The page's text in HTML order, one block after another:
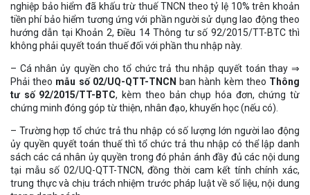
nghiệp bảo hiểm đã khấu trừ thuế TNCN theo tỷ lệ 10% trên khoản
tiền phí bảo hiểm tương ứng với phần người sử dụng lao động theo
hướng dẫn tại Khoản 2, Điều 14 Thông tư số 92/2015/TT-BTC thì
không phải quyết toán thuế đối với phần thu nhập này.
– Cá nhân ủy quyền cho tổ chức trả thu nhập quyết toán thay ⇒
Phải theo mẫu số 02/UQ-QTT-TNCN ban hành kèm theo Thông
tư số 92/2015/TT-BTC, kèm theo bản chụp hóa đơn, chứng từ
chứng minh đóng góp từ thiện, nhân đạo, khuyến học (nếu có).
– Trường hợp tổ chức trả thu nhập có số lượng lớn người lao động
ủy quyền quyết toán thuế thì tổ chức trả thu nhập có thể lập danh
sách các cá nhân ủy quyền trong đó phản ánh đầy đủ các nội dung
tại mẫu số 02/UQ-QTT-TNCN, đồng thời cam kết tính chính xác,
trung thực và chịu trách nhiệm trước pháp luật về số liệu, nội dung